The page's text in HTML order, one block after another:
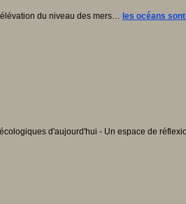
du niveau des mers… les océans
d'aujourd'hui - Un espace de